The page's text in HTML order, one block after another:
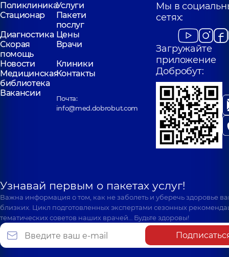
ПоликлиникаУслуги
Стационар
Пакети
послуг
Диагностика Цены
Скорая
помощь
Врачи
Новости
Клиники
Медицинская
библиотека
Контакты
Вакансии
Почта:
info@med.dobrobut.com
Мы в
сетях:
Загружайте
приложение
Добробут:
Узнавай первым о пакетах услуг!
Важна информация о том, как не заболеть и уберечь здоровье
близких. Цикл подготовленных экспертами сезонных
тематических советов наших врачей… Будьте здоровы!